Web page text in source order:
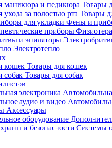
Товары
Товары
Фены и
Электротепло
Товары для кошек
Товары для собак
Аксессуары
Системы